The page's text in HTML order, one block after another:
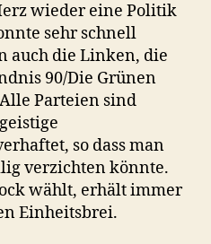
wieder eine Politik
sehr schnell
auch die Linken, die
90/Die Grünen
Parteien sind
so dass man
verzichten könnte.
wählt, erhält immer
Einheitsbrei.